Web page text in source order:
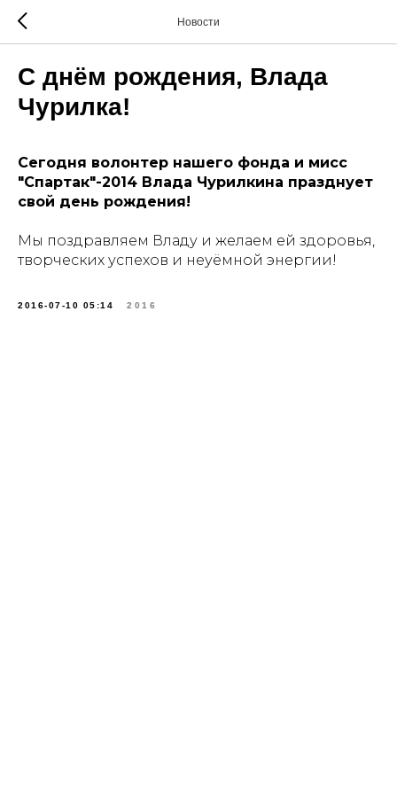
Новости
С днём рождения, Влада
Чурилка!
Сегодня волонтер нашего фонда и мисс
"Спартак"-2014 Влада Чурилкина празднует
свой день рождения!
Мы поздравляем Владу и желаем ей здоровья,
творческих успехов и неуёмной энергии!
2016-07-10 05:14 2016